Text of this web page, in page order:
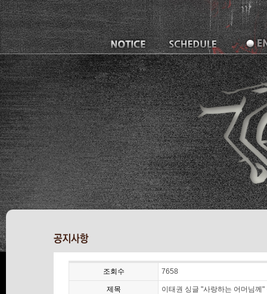
조회수 7658
제목 이태권 싱글 "사랑하는 어머님께"